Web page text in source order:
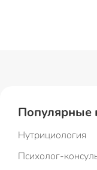
Популярные
Нутрициология
Психолог-